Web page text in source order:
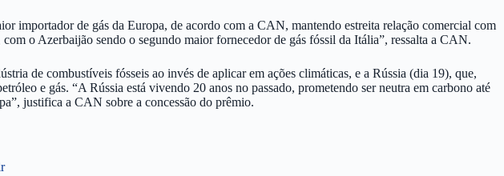
importador de gás da Europa, de acordo com a CAN, mantendo estreita relação comercial com
o Azerbaijão sendo o segundo maior fornecedor de gás fóssil da Itália”, ressalta a CAN.
de combustíveis fósseis ao invés de aplicar em ações climáticas, e a Rússia (dia 19), que,
e gás. “A Rússia está vivendo 20 anos no passado, prometendo ser neutra em carbono até
justifica a CAN sobre a concessão do prêmio.